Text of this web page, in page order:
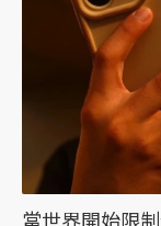
當世界開始限